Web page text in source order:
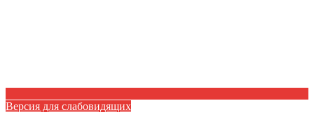
Версия для слабовидящих